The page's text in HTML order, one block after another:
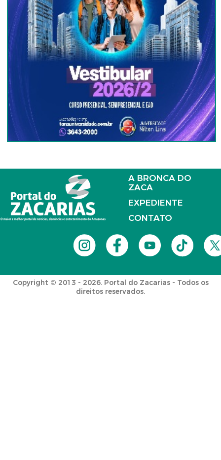
A BRONCA DO
ZACA
EXPEDIENTE
CONTATO
Copyright © 2013 - 2026. Portal do Zacarias - Todos os
direitos reservados.